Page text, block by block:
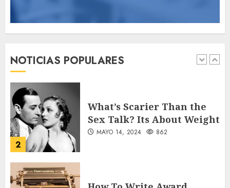
NOTICIAS POPULARES
2
Sex Talk? Its About Weight
3
How To Write Award
Winning Blog Headlines